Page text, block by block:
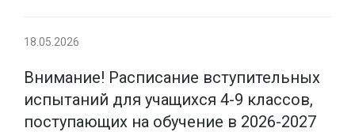
18.05.2026
Внимание! Расписание вступительных
испытаний для учащихся 4-9 классов,
поступающих на обучение в 2026-2027